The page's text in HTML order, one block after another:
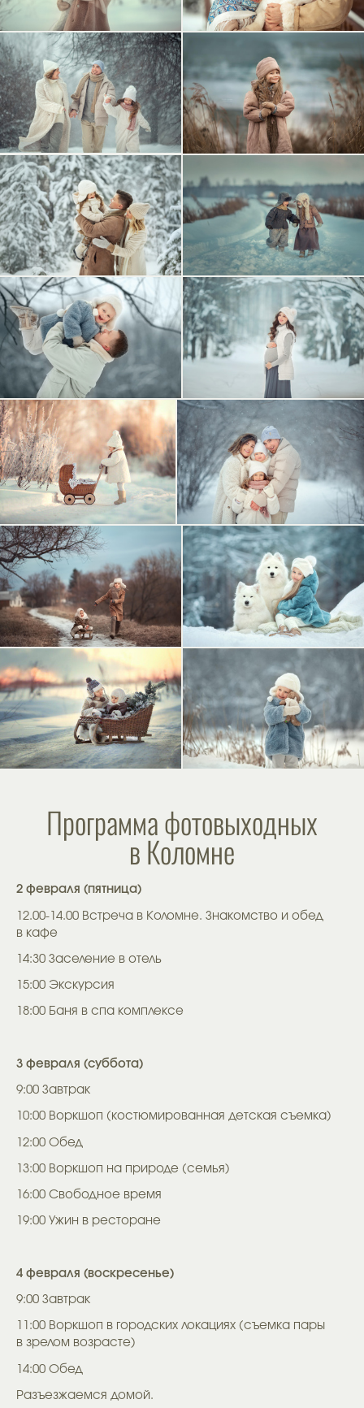
Программа фотовыходных
в Коломне
2 февраля (пятница)
12.00-14.00 Встреча в Коломне. Знакомство и обед
в кафе
14:30 Заселение в отель
15:00 Экскурсия
18:00 Баня в спа комплексе
3 февраля (суббота)
9:00 Завтрак
10:00 Воркшоп (костюмированная детская съемка)
12:00 Обед
13:00 Воркшоп на природе (семья)
16:00 Свободное время
19:00 Ужин в ресторане
4 февраля (воскресенье)
9:00 Завтрак
11:00 Воркшоп в городских локациях (съемка пары
в зрелом возрасте)
14:00 Обед
Разъезжаемся домой.